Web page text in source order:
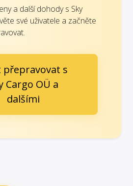
a další dohody s Sky
své uživatele a začněte
přepravovat s
Cargo OÜ a
dalšími